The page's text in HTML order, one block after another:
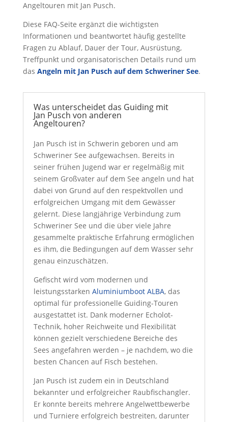
Angeltouren mit Jan Pusch.
Diese FAQ-Seite ergänzt die wichtigsten
Informationen und beantwortet häufig gestellte
Fragen zu Ablauf, Dauer der Tour, Ausrüstung,
Treffpunkt und organisatorischen Details rund um
das Angeln mit Jan Pusch auf dem Schweriner See.
Was unterscheidet das Guiding mit
Jan Pusch von anderen
Angeltouren?
Jan Pusch ist in Schwerin geboren und am
Schweriner See aufgewachsen. Bereits in
seiner frühen Jugend war er regelmäßig mit
seinem Großvater auf dem See angeln und hat
dabei von Grund auf den respektvollen und
erfolgreichen Umgang mit dem Gewässer
gelernt. Diese langjährige Verbindung zum
Schweriner See und die über viele Jahre
gesammelte praktische Erfahrung ermöglichen
es ihm, die Bedingungen auf dem Wasser sehr
genau einzuschätzen.
Gefischt wird vom modernen und
leistungsstarken Aluminiumboot ALBA, das
optimal für professionelle Guiding-Touren
ausgestattet ist. Dank moderner Echolot-
Technik, hoher Reichweite und Flexibilität
können gezielt verschiedene Bereiche des
Sees angefahren werden – je nachdem, wo die
besten Chancen auf Fisch bestehen.
Jan Pusch ist zudem ein in Deutschland
bekannter und erfolgreicher Raubfischangler.
Er konnte bereits mehrere Angelwettbewerbe
und Turniere erfolgreich bestreiten, darunter